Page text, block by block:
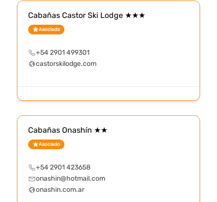
Cabañas Castor Ski Lodge ★★★
Asociado
+54 2901 499301
castorskilodge.com
Cabañas Onashín ★★
Asociado
+54 2901 423658
onashin@hotmail.com
onashin.com.ar